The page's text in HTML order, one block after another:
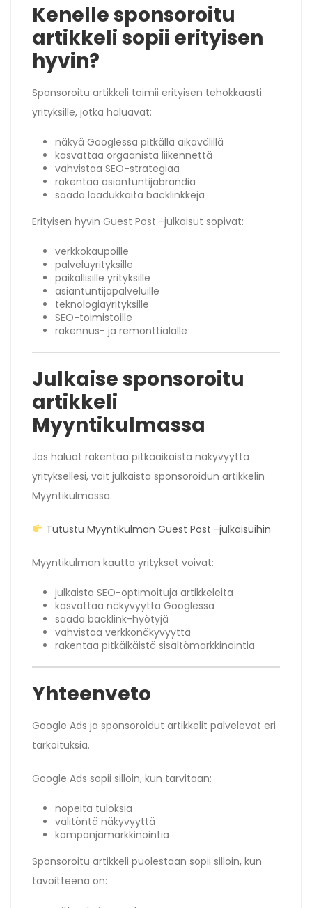
Kenelle sponsoroitu
artikkeli sopii erityisen
hyvin?
Sponsoroitu artikkeli toimii erityisen tehokkaasti
yrityksille, jotka haluavat:
näkyä Googlessa pitkällä aikavälillä
kasvattaa orgaanista liikennettä
vahvistaa SEO-strategiaa
rakentaa asiantuntijabrändiä
saada laadukkaita backlinkkejä
Erityisen hyvin Guest Post -julkaisut sopivat:
verkkokaupoille
palveluyrityksille
paikallisille yrityksille
asiantuntijapalveluille
teknologiayrityksille
SEO-toimistoille
rakennus- ja remonttialalle
Julkaise sponsoroitu
artikkeli
Myyntikulmassa
Jos haluat rakentaa pitkäaikaista näkyvyyttä
yrityksellesi, voit julkaista sponsoroidun artikkelin
Myyntikulmassa.
Tutustu Myyntikulman Guest Post -julkaisuihin
Myyntikulman kautta yritykset voivat:
julkaista SEO-optimoituja artikkeleita
kasvattaa näkyvyyttä Googlessa
saada backlink-hyötyjä
vahvistaa verkkonäkyvyyttä
rakentaa pitkäikäistä sisältömarkkinointia
Yhteenveto
Google Ads ja sponsoroidut artikkelit palvelevat eri
tarkoituksia.
Google Ads sopii silloin, kun tarvitaan:
nopeita tuloksia
välitöntä näkyvyyttä
kampanjamarkkinointia
Sponsoroitu artikkeli puolestaan sopii silloin, kun
tavoitteena on: